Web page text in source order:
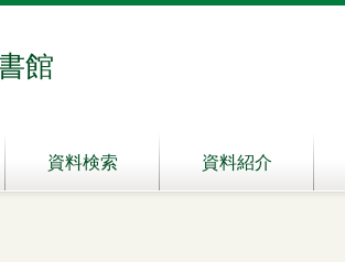
館
資料検索 資料紹介